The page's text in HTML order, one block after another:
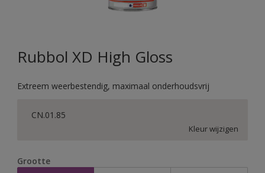
Rubbol XD High Gloss
Extreem weerbestendig, maximaal onderhoudsvrij
CN.01.85
Kleur wijzigen
Grootte